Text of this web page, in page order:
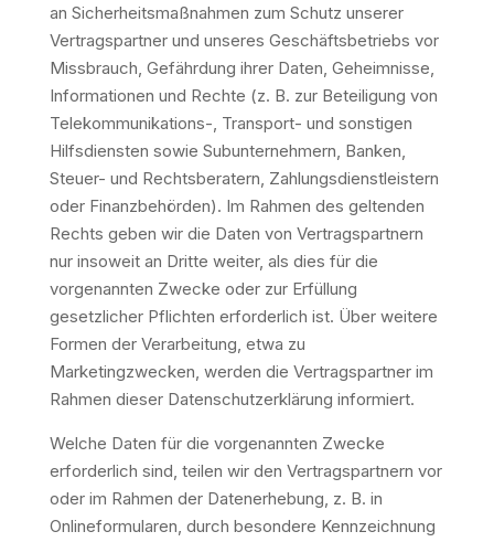
an Sicherheitsmaßnahmen zum Schutz unserer
Vertragspartner und unseres Geschäftsbetriebs vor
Missbrauch, Gefährdung ihrer Daten, Geheimnisse,
Informationen und Rechte (z. B. zur Beteiligung von
Telekommunikations-, Transport- und sonstigen
Hilfsdiensten sowie Subunternehmern, Banken,
Steuer- und Rechtsberatern, Zahlungsdienstleistern
oder Finanzbehörden). Im Rahmen des geltenden
Rechts geben wir die Daten von Vertragspartnern
nur insoweit an Dritte weiter, als dies für die
vorgenannten Zwecke oder zur Erfüllung
gesetzlicher Pflichten erforderlich ist. Über weitere
Formen der Verarbeitung, etwa zu
Marketingzwecken, werden die Vertragspartner im
Rahmen dieser Datenschutzerklärung informiert.
Welche Daten für die vorgenannten Zwecke
erforderlich sind, teilen wir den Vertragspartnern vor
oder im Rahmen der Datenerhebung, z. B. in
Onlineformularen, durch besondere Kennzeichnung